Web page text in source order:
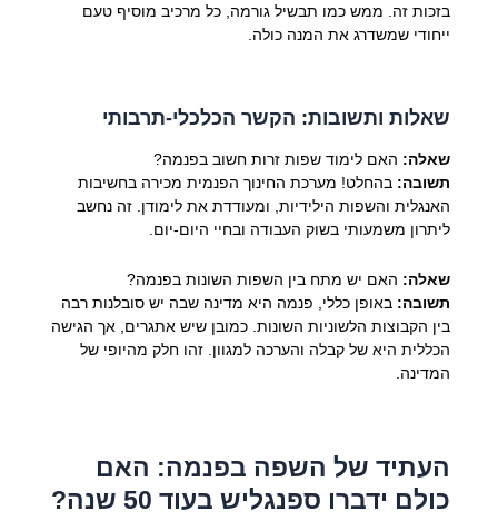
בזכות זה. ממש כמו תבשיל גורמה, כל מרכיב מוסיף טעם
ייחודי שמשדרג את המנה כולה.
שאלות ותשובות: הקשר הכלכלי-תרבותי
שאלה: האם לימוד שפות זרות חשוב בפנמה?
תשובה: בהחלט! מערכת החינוך הפנמית מכירה בחשיבות
האנגלית והשפות הילידיות, ומעודדת את לימודן. זה נחשב
ליתרון משמעותי בשוק העבודה ובחיי היום-יום.
שאלה: האם יש מתח בין השפות השונות בפנמה?
תשובה: באופן כללי, פנמה היא מדינה שבה יש סובלנות רבה
בין הקבוצות הלשוניות השונות. כמובן שיש אתגרים, אך הגישה
הכללית היא של קבלה והערכה למגוון. זהו חלק מהיופי של
המדינה.
העתיד של השפה בפנמה: האם
כולם ידברו ספנגליש בעוד 50 שנה?